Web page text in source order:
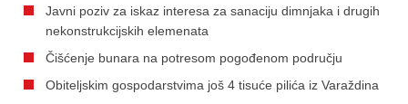
Javni poziv za iskaz interesa za sanaciju dimnjaka i drugih
nekonstrukcijskih elemenata
Čišćenje bunara na potresom pogođenom području
Obiteljskim gospodarstvima još 4 tisuće pilića iz Varaždina